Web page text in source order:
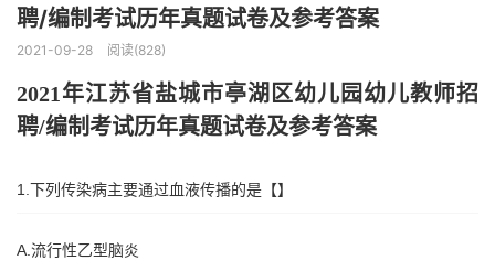
聘/编制考试历年真题试卷及参考答案
2021-09-28 阅读(828)
2021 年江苏省盐城市亭湖区幼儿园幼儿教师招
聘/编制考试历年真题试卷及参考答案
1.下列传染病主要通过血液传播的是【】
A.流行性乙型脑炎